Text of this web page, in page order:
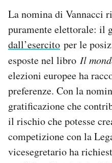
Esci
La nomina di Vannacci
puramente elettorale: il
dall’esercito per le
esposte nel libro Il
elezioni europee ha
preferenze. Con la
gratificazione che
il rischio che potesse
competizione con la
vicesegretario ha